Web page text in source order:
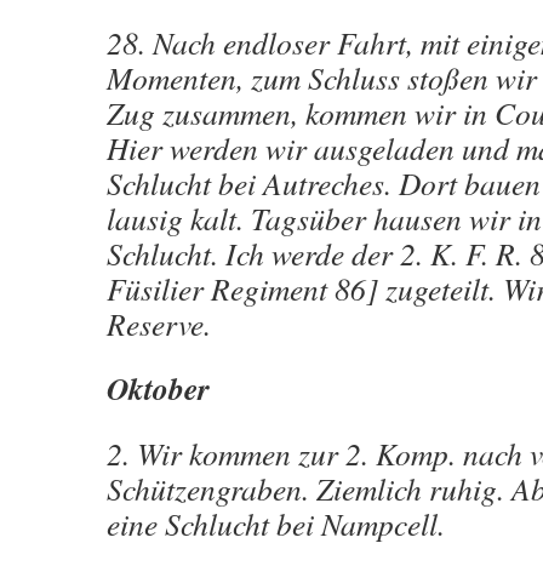
28. Nach endloser Fahrt, mit
Momenten, zum Schluss stoßen
Zug zusammen, kommen wir in
Hier werden wir ausgeladen und
Schlucht bei Autreches. Dort
lausig kalt. Tagsüber hausen wir
Schlucht. Ich werde der 2. K. F. R.
Füsilier Regiment 86] zugeteilt.
Reserve.
Oktober
2. Wir kommen zur 2. Komp. nach
Schützengraben. Ziemlich ruhig.
eine Schlucht bei Nampcell.